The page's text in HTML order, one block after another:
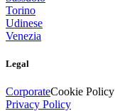
Torino
Udinese
Venezia
Legal
CorporateCookie Policy
Privacy Policy